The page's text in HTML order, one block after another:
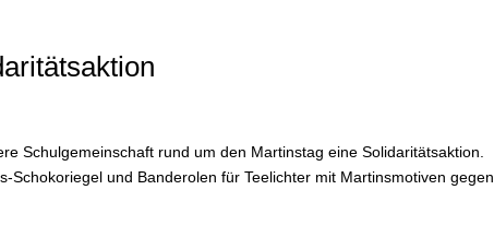
Schulgemeinschaft rund um den Martinstag eine Solidaritätsaktion.
und Banderolen für Teelichter mit Martinsmotiven gegen